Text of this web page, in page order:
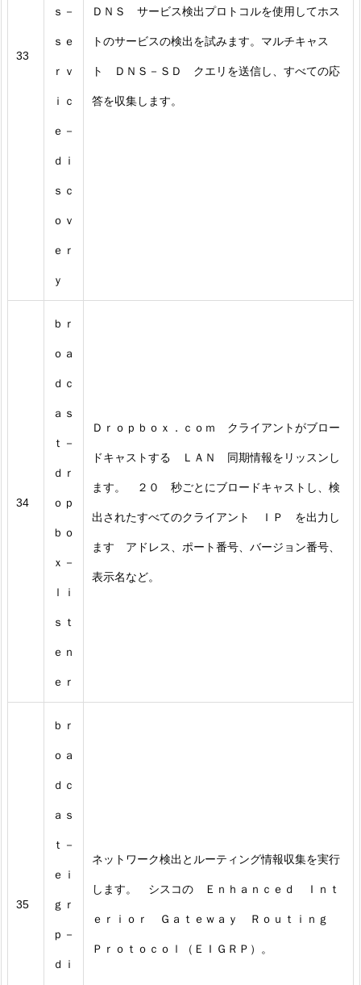
33
ｓ－
ｓｅ
ｒｖ
ｉｃ
ｅ－
ｄｉ
ｓｃ
ｏｖ
ｅｒ
ｙ
ＤＮＳ サービス検出プロトコルを使用してホス
トのサービスの検出を試みます。マルチキャス
ト ＤＮＳ－ＳＤ クエリを送信し、すべての応
答を収集します。
34
ｂｒ
ｏａ
ｄｃ
ａｓ
ｔ－
ｄｒ
ｏｐ
ｂｏ
ｘ－
ｌｉ
ｓｔ
ｅｎ
ｅｒ
Ｄｒｏｐｂｏｘ．ｃｏｍ クライアントがブロー
ドキャストする ＬＡＮ 同期情報をリッスンし
ます。 ２０ 秒ごとにブロードキャストし、検
出されたすべてのクライアント ＩＰ を出力し
ます アドレス、ポート番号、バージョン番号、
表示名など。
35
ｂｒ
ｏａ
ｄｃ
ａｓ
ｔ－
ｅｉ
ｇｒ
ｐ－
ｄｉ
ネットワーク検出とルーティング情報収集を実行
します。 シスコの Ｅｎｈａｎｃｅｄ Ｉｎｔ
ｅｒｉｏｒ Ｇａｔｅｗａｙ Ｒｏｕｔｉｎｇ
Ｐｒｏｔｏｃｏｌ（ＥＩＧＲＰ）。